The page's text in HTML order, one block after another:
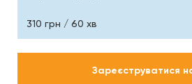
310 грн / 60 хв
Зареєструватися